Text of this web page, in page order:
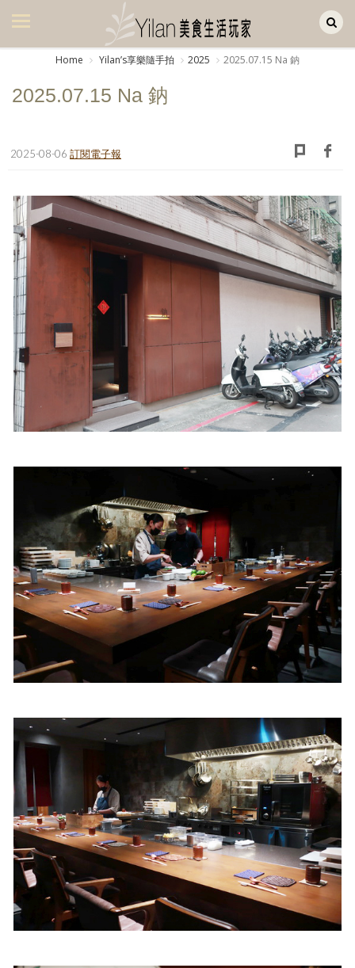
美食集
生活風
書房集
日記簿
享樂隨手拍
影音區
歷史區
個人著作
活動實況記錄
媒體報導一覽
合作與代言
訂閱電子報
Home Yilanʼs享樂隨手拍 2025 2025.07.15 Na 鈉
2025.07.15 Na 鈉
2025-08-06 訂閱電子報